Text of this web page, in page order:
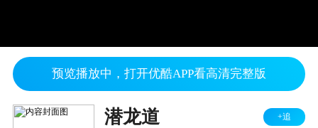
预览播放中，打开优酷APP看高清完整版
潜龙道 +追